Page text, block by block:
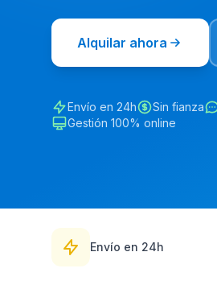
Alquilar ahora
Envío en 24h Sin fianza
Gestión 100% online
Envío en 24h